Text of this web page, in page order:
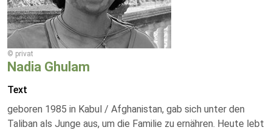
© privat
Nadia Ghulam
Text
geboren 1985 in Kabul / Afghanistan, gab sich unter den
Taliban als Junge aus, um die Familie zu ernähren. Heute lebt